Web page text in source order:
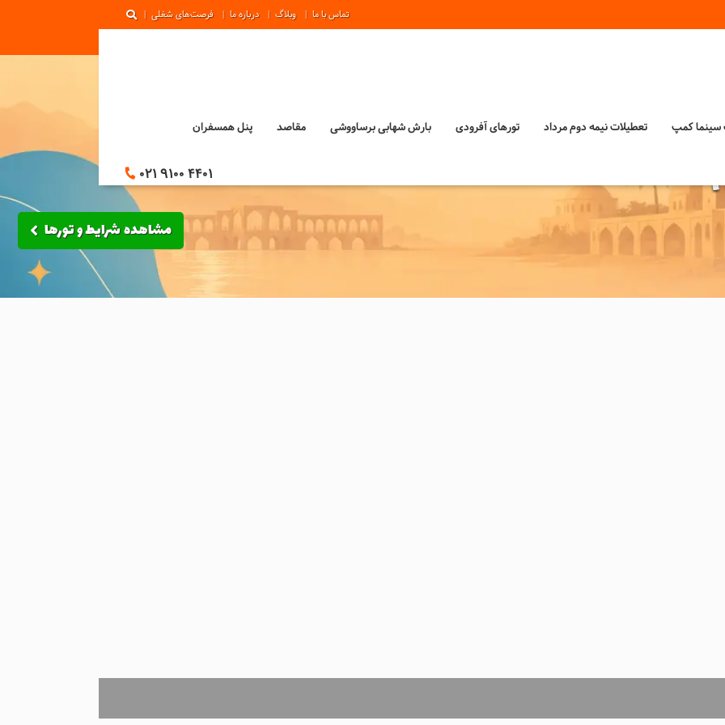
تماس با ما وبلاگ درباره ما فرصت‌های شغلی
سینما کمپ تعطیلات نیمه دوم مرداد تورهای آفرودی بارش شهابی برساووشی مقاصد پنل همسفران
021 9100 4401
مشاهده شرایط و تورها